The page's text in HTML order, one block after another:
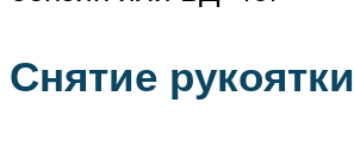
Снятие рукоятки